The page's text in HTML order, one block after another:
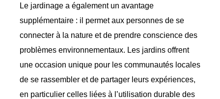
Le jardinage a également un avantage
supplémentaire : il permet aux personnes de se
connecter à la nature et de prendre conscience des
problèmes environnementaux. Les jardins offrent
une occasion unique pour les communautés locales
de se rassembler et de partager leurs expériences,
en particulier celles liées à l’utilisation durable des